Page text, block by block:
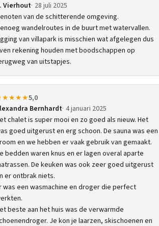
Vierhout 28 juli 2025
van de schitterende omgeving.
wandelroutes in de buurt met watervallen.
van villapark is misschien wat afgelegen dus
rekening houden met boodschappen op
van uitstapjes.
5,0
Bernhardt 4 januari 2025
chalet is super mooi en zo goed als nieuw. Het
goed uitgerust en erg schoon. De sauna was een
en we hebben er vaak gebruik van gemaakt.
bedden waren knus en er lagen overal aparte
De keuken was ook zeer goed uitgerust
er ontbrak niets.
was een wasmachine en droger die perfect
beste aan het huis was de verwarmde
Je kon je laarzen, skischoenen en